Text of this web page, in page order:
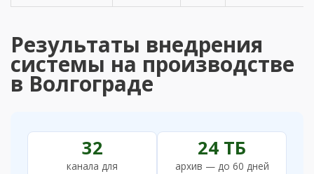
Результаты внедрения
системы на производстве
в Волгограде
32
канала для
24 ТБ
архив — до 60 дней